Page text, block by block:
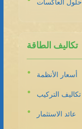
حلول العاكسات
تكاليف الطاقة
أسعار الأنظمة
تكاليف التركيب
عائد الاستثمار